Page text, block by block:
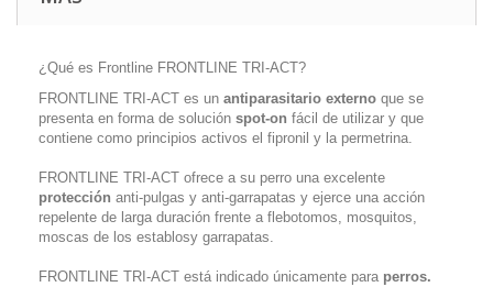
¿Qué es Frontline FRONTLINE TRI-ACT?
FRONTLINE TRI-ACT es un antiparasitario externo que se
presenta en forma de solución spot-on fácil de utilizar y que
contiene como principios activos el fipronil y la permetrina.
FRONTLINE TRI-ACT ofrece a su perro una excelente
protección anti-pulgas y anti-garrapatas y ejerce una acción
repelente de larga duración frente a flebotomos, mosquitos,
moscas de los establosy garrapatas.
FRONTLINE TRI-ACT está indicado únicamente para perros.